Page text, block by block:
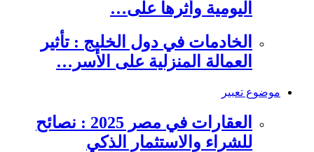
اليومية وأثرها على…
الخادمات في دول الخليج : تأثير
العمالة المنزلية على الأسر…
موضوع تعبير
العقارات في مصر 2025 : نصائح
للشراء والاستثمار الذكي